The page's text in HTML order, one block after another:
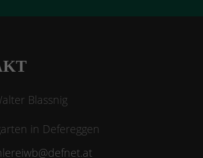
Blassnig
in Defereggen